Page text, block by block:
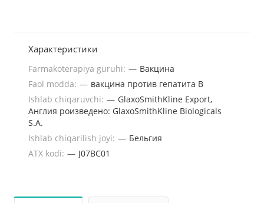
Характеристики
Farmakoterapiya guruhi: — Вакцина
Faol modda: — вакцина против гепатита B
Ishlab chiqaruvchi: — GlaxoSmithKline Export,
Англия роизведено: GlaxoSmithKline Biologicals
S.A.
Ishlab chiqarilish joyi: — Бельгия
ATX kodi: — J07BC01